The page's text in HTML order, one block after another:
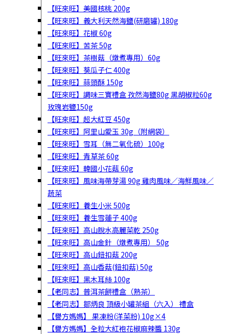
【旺來旺】美國核桃 200g
【旺來旺】義大利天然海鹽(研磨罐) 180g
【旺來旺】花椒 60g
【旺來旺】苦茶 50g
【旺來旺】茶樹菇（燉煮專用）60g
【旺來旺】葵瓜子仁 400g
【旺來旺】蒜頭酥 150g
【旺來旺】調味三寶禮盒 孜然海鹽80g 黑胡椒粒60g
玫瑰岩鹽150g
【旺來旺】超大紅豆 450g
【旺來旺】阿里山愛玉 30g（附網袋）
【旺來旺】雪耳（無二氧化硫）100g
【旺來旺】青草茶 60g
【旺來旺】韓國小花菇 60g
【旺來旺】風味海帶芽湯 90g 雞肉風味／海鮮風味／
蔬菜
【旺來旺】養生小米 500g
【旺來旺】養生雪蓮子 400g
【旺來旺】高山脫水高麗菜乾 250g
【旺來旺】高山金針（燉煮專用） 50g
【旺來旺】高山鈕扣菇 200g
【旺來旺】高山香菇(鈕扣菇) 50g
【旺來旺】黑木耳絲 100g
【老同志】普洱茶餅禮盒（熟茶）
【老同志】鄒炳良 頂級小罐茶組（六入） 禮盒
【譽方媽媽】 果凍粉(洋菜粉) 10g×4
【譽方媽媽】全粒大紅袍花椒麻辣醬 130g